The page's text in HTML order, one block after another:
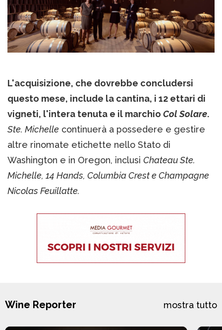
L'acquisizione, che dovrebbe concludersi
questo mese, include la cantina, i 12 ettari di
vigneti, l'intera tenuta e il marchio Col Solare.
Ste. Michelle continuerà a possedere e gestire
altre rinomate etichette nello Stato di
Washington e in Oregon, inclusi Chateau Ste.
Michelle, 14 Hands, Columbia Crest e Champagne
Nicolas Feuillatte.
Wine Reporter mostra tutto